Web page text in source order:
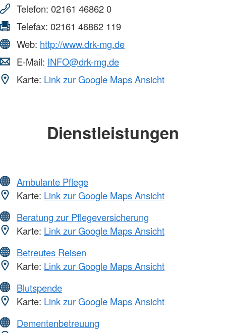
Telefon: 02161 46862 0
Telefax: 02161 46862 119
Web: http://www.drk-mg.de
E-Mail: INFO@drk-mg.de
Karte: Link zur Google Maps Ansicht
Dienstleistungen
Ambulante Pflege
Karte: Link zur Google Maps Ansicht
Beratung zur Pflegeversicherung
Karte: Link zur Google Maps Ansicht
Betreutes Reisen
Karte: Link zur Google Maps Ansicht
Blutspende
Karte: Link zur Google Maps Ansicht
Dementenbetreuung